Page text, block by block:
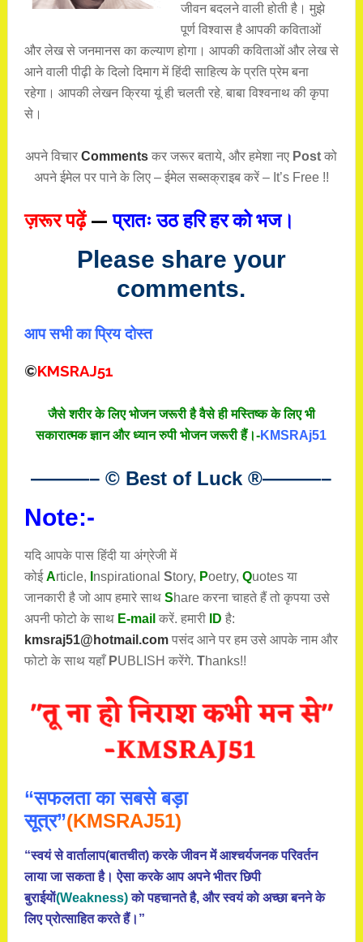
जीवन बदलने वाली होती है। मुझे
पूर्ण विश्वास है आपकी कविताओं
और लेख से जनमानस का कल्याण होगा। आपकी कविताओं और लेख से
आने वाली पीढ़ी के दिलो दिमाग में हिंदी साहित्य के प्रति प्रेम बना
रहेगा। आपकी लेखन क्रिया यूं ही चलती रहे, बाबा विश्वनाथ की कृपा
से।
अपने विचारComments कर जरूर बताये, और हमेशा नए Post को
अपने ईमेल पर पाने के लिए – ईमेल सब्सक्राइब करें – It’s Free !!
ज़रूर पढ़ें—प्रातः उठ हरि हर को भज।
Please share your
comments.
आप सभी का प्रिय दोस्त
©KMSRAJ51
जैसे शरीर के लिए भोजन जरूरी है वैसे ही मस्तिष्क के लिए भी
सकारात्मक ज्ञान और ध्यान रुपी भोजन जरूरी हैं।-KMSRAj51
———– © Best of Luck®———–
Note:-
यदि आपके पास हिंदी या अंग्रेजी में
कोईArticle, nspirational Story, Poetry, Quotesया
जानकारी है जो आप हमारे साथ Share करना चाहते हैं तो कृपया उसे
अपनी फोटो के साथ E-mail करें. हमारी ID है:
kmsraj51@hotmail.com पसंद आने पर हम उसे आपके नाम और
फोटो के साथ यहाँ PUBLISH करेंगे. Thanks!!
“सफलता का सबसे बड़ा
सूत्र”(KMSRAJ51)
“स्वयं से वार्तालाप(बातचीत) करके जीवन में आश्चर्यजनक परिवर्तन
लाया जा सकता है। ऐसा करके आप अपने भीतर छिपी
बुराईयाें(Weakness)काे पहचानते है, और स्वयं काे अच्छा बनने के
लिए प्रोत्साहित करते हैं।”